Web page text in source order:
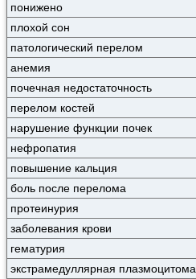
понижено
плохой сон
патологический перелом
анемия
почечная недостаточность
перелом костей
нарушение функции почек
нефропатия
повышение кальция
боль после перелома
протеинурия
заболевания крови
гематурия
экстрамедуллярная плазмоцитома